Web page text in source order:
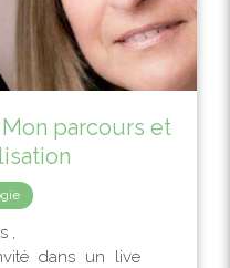
parcours et
,
dans un live